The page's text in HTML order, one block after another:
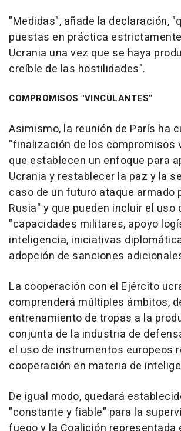
"Medidas", añade la declaración,
puestas en práctica
Ucrania una vez que se haya
creíble de las hostilidades".
COMPROMISOS "VINCULANTES"
Asimismo, la reunión de París ha
"finalización de los compromisos
que establecen un enfoque para
Ucrania y restablecer la paz y la
caso de un futuro ataque armado
Rusia" y que pueden incluir el uso
"capacidades militares, apoyo
inteligencia, iniciativas
adopción de sanciones
La cooperación con el Ejército
comprenderá múltiples ámbitos,
entrenamiento de tropas a la
conjunta de la industria de
el uso de instrumentos europeos
cooperación en materia de
De igual modo, quedará
"constante y fiable" para la